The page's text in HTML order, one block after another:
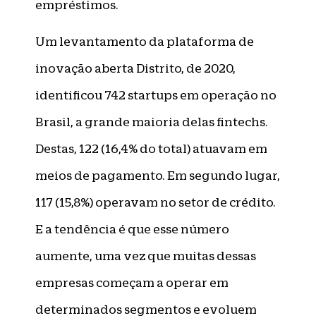
empréstimos.
Um levantamento da plataforma de
inovação aberta Distrito, de 2020,
identificou 742 startups em operação no
Brasil, a grande maioria delas fintechs.
Destas, 122 (16,4% do total) atuavam em
meios de pagamento. Em segundo lugar,
117 (15,8%) operavam no setor de crédito.
E a tendência é que esse número
aumente, uma vez que muitas dessas
empresas começam a operar em
determinados segmentos e evoluem